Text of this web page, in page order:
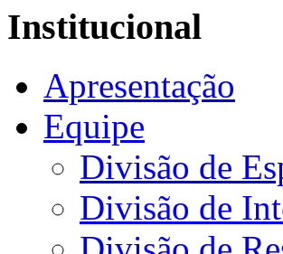
Institucional
Apresentação
Equipe
Divisão de
Divisão de